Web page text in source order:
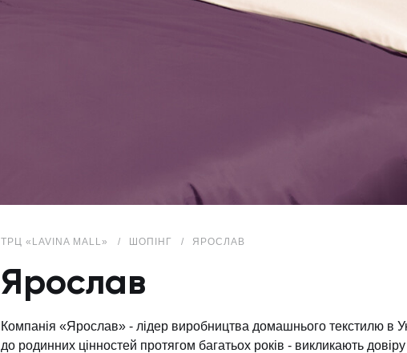
ТРЦ «LAVINA MALL» ШОПІНГ ЯРОСЛАВ
Ярослав
Компанія «Ярослав» - лідер виробництва домашнього текстилю в
до родинних цінностей протягом багатьох років - викликають